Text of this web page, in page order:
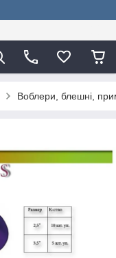
Воблери, блешні,